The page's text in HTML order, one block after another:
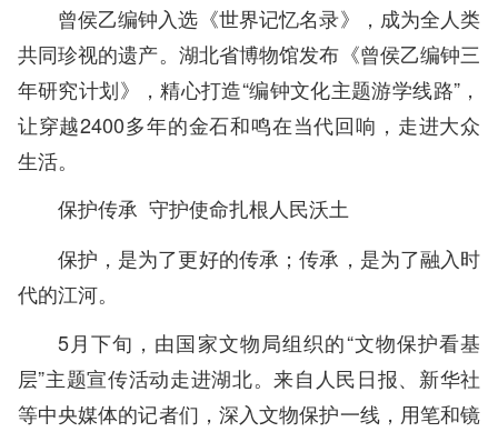
曾侯乙编钟入选《世界记忆名录》，成为全人类
共同珍视的遗产。湖北省博物馆发布《曾侯乙编钟三
年研究计划》，精心打造“编钟文化主题游学线路”，
让穿越2400多年的金石和鸣在当代回响，走进大众
生活。
保护传承 守护使命扎根人民沃土
保护，是为了更好的传承；传承，是为了融入时
代的江河。
5月下旬，由国家文物局组织的“文物保护看基
层”主题宣传活动走进湖北。来自人民日报、新华社
等中央媒体的记者们，深入文物保护一线，用笔和镜